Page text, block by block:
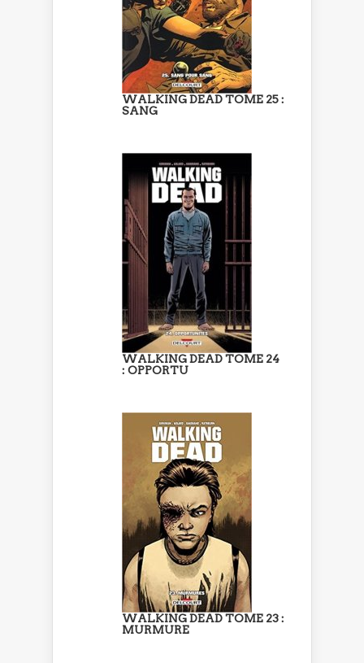
WALKING DEAD TOME 25 :
SANG
WALKING DEAD TOME 24
: OPPORTU
WALKING DEAD TOME 23 :
MURMURE